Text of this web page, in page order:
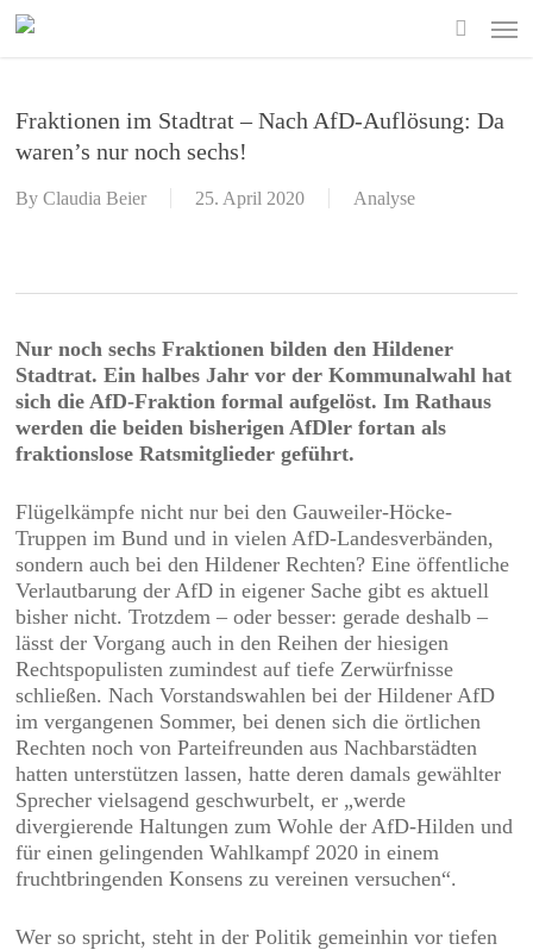
Skip
Fraktionen im Stadtrat – Nach AfD-Auflösung: Da
waren’s nur noch sechs!
By Claudia Beier 25. April 2020 Analyse
Nur noch sechs Fraktionen bilden den Hildener
Stadtrat. Ein halbes Jahr vor der Kommunalwahl hat
sich die AfD-Fraktion formal aufgelöst. Im Rathaus
werden die beiden bisherigen AfDler fortan als
fraktionslose Ratsmitglieder geführt.
Flügelkämpfe nicht nur bei den Gauweiler-Höcke-
Truppen im Bund und in vielen AfD-Landesverbänden,
sondern auch bei den Hildener Rechten? Eine öffentliche
Verlautbarung der AfD in eigener Sache gibt es aktuell
bisher nicht. Trotzdem – oder besser: gerade deshalb –
lässt der Vorgang auch in den Reihen der hiesigen
Rechtspopulisten zumindest auf tiefe Zerwürfnisse
schließen. Nach Vorstandswahlen bei der Hildener AfD
im vergangenen Sommer, bei denen sich die örtlichen
Rechten noch von Parteifreunden aus Nachbarstädten
hatten unterstützen lassen, hatte deren damals gewählter
Sprecher vielsagend geschwurbelt, er „werde
divergierende Haltungen zum Wohle der AfD-Hilden und
für einen gelingenden Wahlkampf 2020 in einem
fruchtbringenden Konsens zu vereinen versuchen“.
Wer so spricht, steht in der Politik gemeinhin vor tiefen